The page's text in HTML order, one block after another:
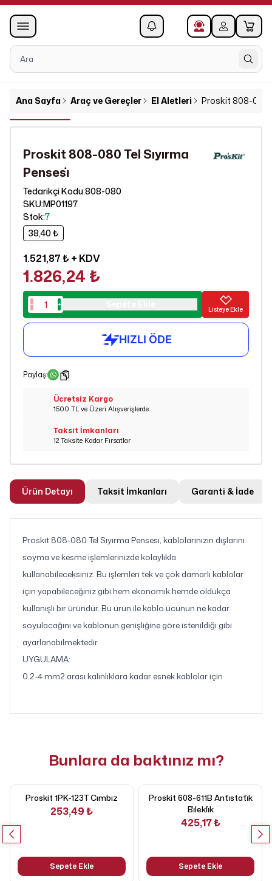
0
Ana Sayfa Araç ve Gereçler El Aletleri Proskit 808-080
Proskit 808-080 Tel Sıyırma
Pensesi̇
Tedarikçi Kodu:808-080
SKU:MP01197
Stok:7
38,40 ₺
1.521,87 ₺+ KDV
1.826,24 ₺
Listeye Ekle
Paylaş:
Ücretsiz Kargo
1500 TL ve Üzeri Alışverişlerde
Taksit İmkanları
12 Taksite Kadar Fırsatlar
Ürün Detayı Taksit İmkanları Garanti & İade
Proskit 808-080 Tel Sıyırma Pensesi, kablolarınızın dışlarını
soyma ve kesme işlemlerinizde kolaylıkla
kullanabileceksiniz. Bu işlemleri tek ve çok damarlı kablolar
için yapabileceğiniz gibi hem ekonomik hemde oldukça
kullanışlı bir üründür. Bu ürün ile kablo ucunun ne kadar
soyulacağını ve kablonun genişliğine göre istenildiği gibi
ayarlanabilmektedir.
UYGULAMA:
0.2-4 mm2 arası kalınlıklara kadar esnek kablolar için
Bunlara da baktınız mı?
Proskit 1PK-123T Cımbız
253,49 ₺
Sepete Ekle
Proskit 608-611B Anti̇stati̇k
Bi̇lekli̇k
425,17 ₺
Sepete Ekle